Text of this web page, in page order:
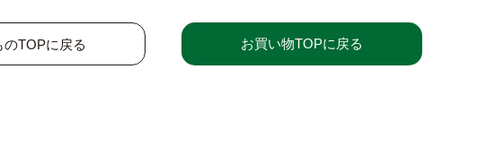
のTOPに戻る お買い物TOPに戻る